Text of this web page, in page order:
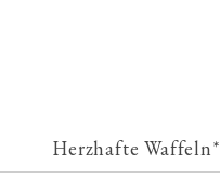
Herzhafte Waffeln*